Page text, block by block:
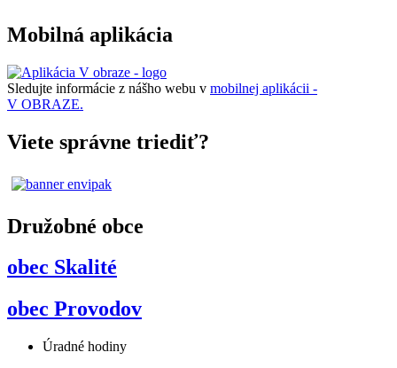
Mobilná aplikácia
Sledujte informácie z nášho webu v mobilnej aplikácii -
V OBRAZE.
Viete správne triediť?
Družobné obce
obec Skalité
obec Provodov
Úradné hodiny